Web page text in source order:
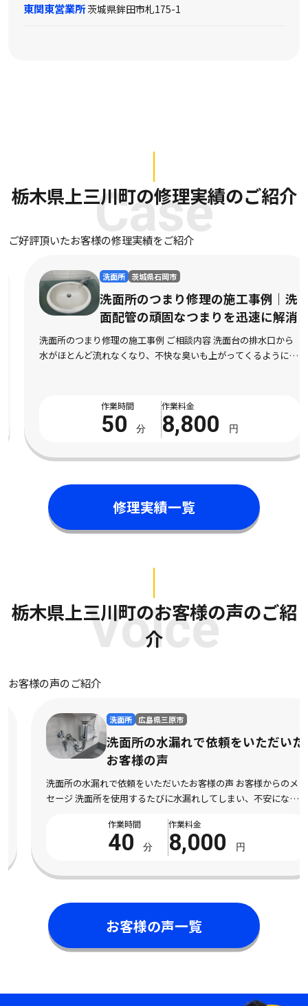
東関東営業所茨城県鉾田市札175-1
Case
栃木県上三川町の修理実績のご紹介
ご好評頂いたお客様の修理実績をご紹介
洗面所 茨城県石岡市
洗面所のつまり修理の施工事例｜洗
面配管の頑固なつまりを迅速に解消
洗面所のつまり修理の施工事例 ご相談内容 洗面台の排水口から
水がほとんど流れなくなり、不快な臭いも上がってくるようにな
作業時間
50 分
作業料金
8,800 円
修理実績一覧
Voice
栃木県上三川町のお客様の声のご紹
介
お客様の声のご紹介
洗面所 広島県三原市
洗面所の水漏れで依頼をいただいた
お客様の声
洗面所の水漏れで依頼をいただいたお客様の声 お客様からのメッ
セージ 洗面所を使用するたびに水漏れしてしまい、不安になって
た。 電話対応から作業完了まで丁寧で安心 […]
作業時間
40 分
作業料金
8,000 円
お客様の声一覧